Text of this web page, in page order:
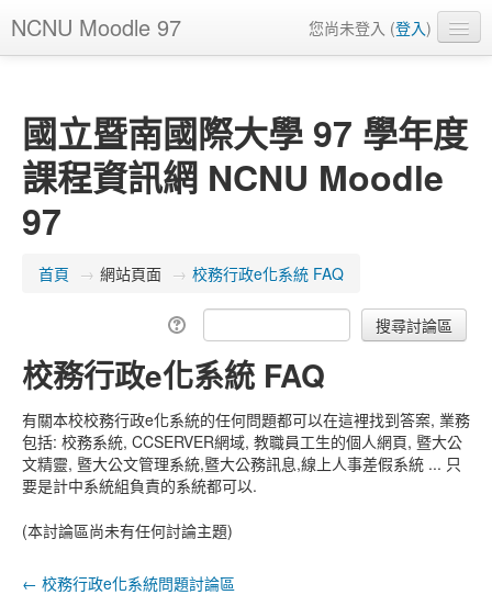
NCNU Moodle 97 您尚未登入 (登入)
國立暨南國際大學 97 學年度
課程資訊網 NCNU Moodle
97
首頁 → 網站頁面 → 校務行政e化系統 FAQ
校務行政e化系統 FAQ
有關本校校務行政e化系統的任何問題都可以在這裡找到答案, 業務
包括: 校務系統, CCSERVER網域, 教職員工生的個人網頁, 暨大公
文精靈, 暨大公文管理系統,暨大公務訊息,線上人事差假系統 ... 只
要是計中系統組負責的系統都可以.
(本討論區尚未有任何討論主題)
← 校務行政e化系統問題討論區